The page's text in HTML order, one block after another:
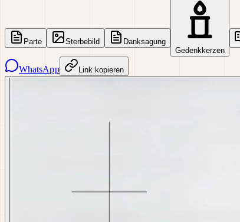
Parte Sterbebild
Danksagung
Gedenkkerzen
WhatsApp Link kopieren